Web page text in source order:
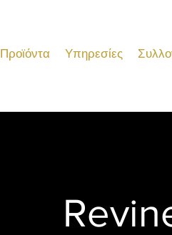
Προϊόντα Υπηρεσίες